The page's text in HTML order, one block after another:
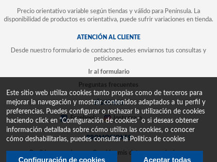
Precio orientativo variable según tiendas y válido para Península. La
disponibilidad de productos es orientativa, puede sufrir variaciones en tienda.
ATENCIÓN AL CLIENTE
Desde nuestro formulario de contacto puedes enviarnos tus consultas y
peticiones.
Ir al formulario
Preguntas frecuentes
SÍGUENOS
Facebook Instagram
PROMOCIONES
Recibir promociones Cambiar mis datos y suscripciones
Este sitio web utiliza cookies tanto propias como de terceros para
mejorar la navegación y mostrar contenidos adaptados a tu perfil y
preferencias. Puedes configurar o rechazar la utilización de cookies
haciendo click en “Configuración de cookies” o si deseas obtener
información detallada sobre cómo utiliza las cookies, o conocer
cómo deshabilitarlas, puedes consultar laPolitica de cookies
Configuración de cookies Aceptar todas